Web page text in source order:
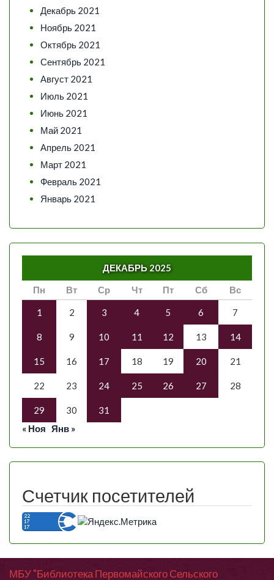
Декабрь 2021
Ноябрь 2021
Октябрь 2021
Сентябрь 2021
Август 2021
Июль 2021
Июнь 2021
Май 2021
Апрель 2021
Март 2021
Февраль 2021
Январь 2021
ДЕКАБРЬ 2025
Пн
Вт Ср Чт Пт Сб Вс
1 2 3 4 5 6 7
8 9 10 11 12 13 14
15 16 17 18 19 20 21
22 23 24 25 26 27 28
29 30
31
« Ноя Янв »
Счетчик посетителей
МБУ "Библиотека Первомайского Сельского